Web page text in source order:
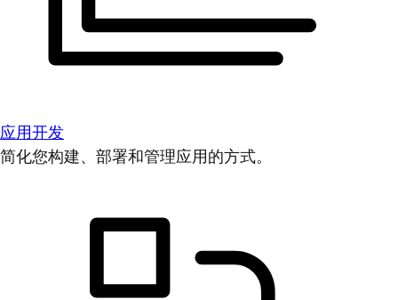
应用开发
简化您构建、部署和管理应用的方式。